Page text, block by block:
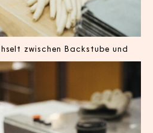
zwischen Backstube und